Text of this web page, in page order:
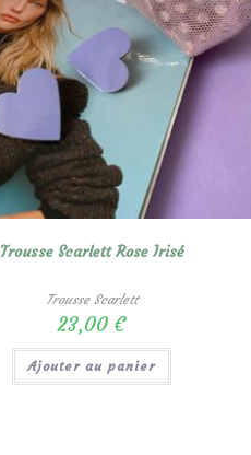
Trousse Scarlett Rose Irisé
Trousse Scarlett
23,00€
Ajouter au panier